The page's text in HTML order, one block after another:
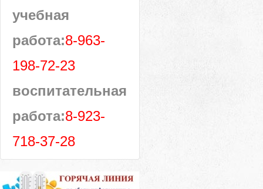
учебная
работа:8-963-
198-72-23
воспитательная
работа:8-923-
718-37-28